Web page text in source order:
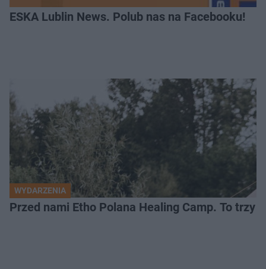
ESKA Lublin News. Polub nas na Facebooku!
WYDARZENIA
Przed nami Etho Polana Healing Camp. To trzy